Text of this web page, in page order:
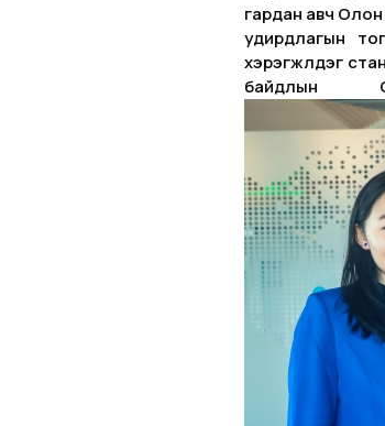
гардан авч
удирдлагын
хэрэгжүүлдэг
байдлын